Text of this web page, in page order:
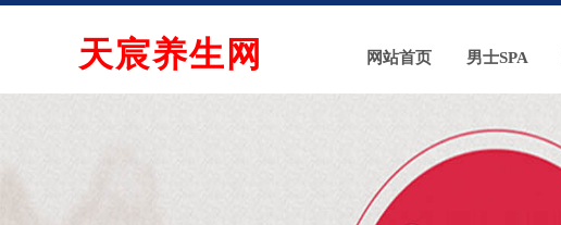
天宸养生网 网站首页 男士SPA